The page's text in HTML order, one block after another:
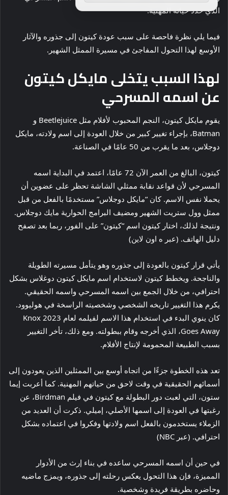
الذي حدد حياته المهنية.
فيما يلي نظرة فاحصة على سبب عودة كيتون إلى جذوره والآثار
الأوسع لهذا التحول المفاجئ في مسيرة الممثل الشهير.
لهذا السبب يتخلى مايكل كيتون
عن اسمه المسرحي
يقوم مايكل كيتون، النجم المحبوب لأفلام مثل Beetlejuice و
Batman، بإجراء تغيير كبير من خلال العودة إلى اسم ولادته، مايكل
دوجلاس، بعد ما يقرب من 50 عامًا في الصناعة.
كيتون، البالغ من العمر الآن 72 عامًا، اعتمد في البداية اسمه
المسرحي لأن قواعد نقابة ممثلي الشاشة تحظر على عضوين أن
يحملا نفس الاسم. كان “مايكل دوجلاس” مستخدمًا بالفعل من قبل
ممثل وول ستريت الشهير ومضيف البرامج الحوارية مايك دوجلاس.
ونتيجة لذلك، اختار كيتون اسم “كيتون” على الفور، ربما بعد تصفح
دليل الهاتف. (عبر ه اون لاين)
يأتي قرار كيتون بالعودة إلى جذوره وهو يتأمل مسيرته الطويلة
والناجحة. ويخطط كيتون لاستخدام اسم مايكل كيتون دوغلاس بشكل
احترافي، من خلال الجمع بين اسمه المسرحي واسمه الحقيقي.
يكرم هذا التغيير تاريخه الشخصي وشخصيته الراسخة في هوليوود.
كان ينوي البدء في استخدام هذا الاسم لفيلمه لعام 2023 Knox
Goes Away، الذي أخرجه وقام ببطولته. ومع ذلك، تأخر التغيير
بسبب الطبيعة المحمومة لإنتاج الأفلام.
تعد هذه الخطوة جزءًا من اتجاه أوسع بين الممثلين الذين يعودون إلى
أسمائهم الحقيقية في وقت لاحق من حياتهم المهنية. كما أعربت إيما
ستون، التي لعبت دور البطولة مع كيتون في فيلم Birdman، عن
رغبتها في العودة إلى اسمها الأصلي، إميلي. ذكرت أن العديد من
الزملاء يستخدمون بالفعل اسم ولادتها وفكروا في اعتماده بشكل
احترافي. (عبر NBC)
في حين أن اسمه المسرحي ساعده في بناء إرث من الأدوار
المميزة، فإن هذا التحول يعكس رحلته إلى جذوره، ويمزج ماضيه
وحاضره بطريقة فريدة وشخصية.